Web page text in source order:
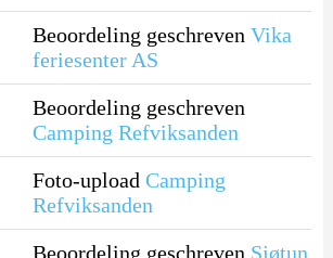
Beoordeling geschreven Vika
feriesenter AS
Beoordeling geschreven
Camping Refviksanden
Foto-upload Camping
Refviksanden
Beoordeling geschreven Sjøtun